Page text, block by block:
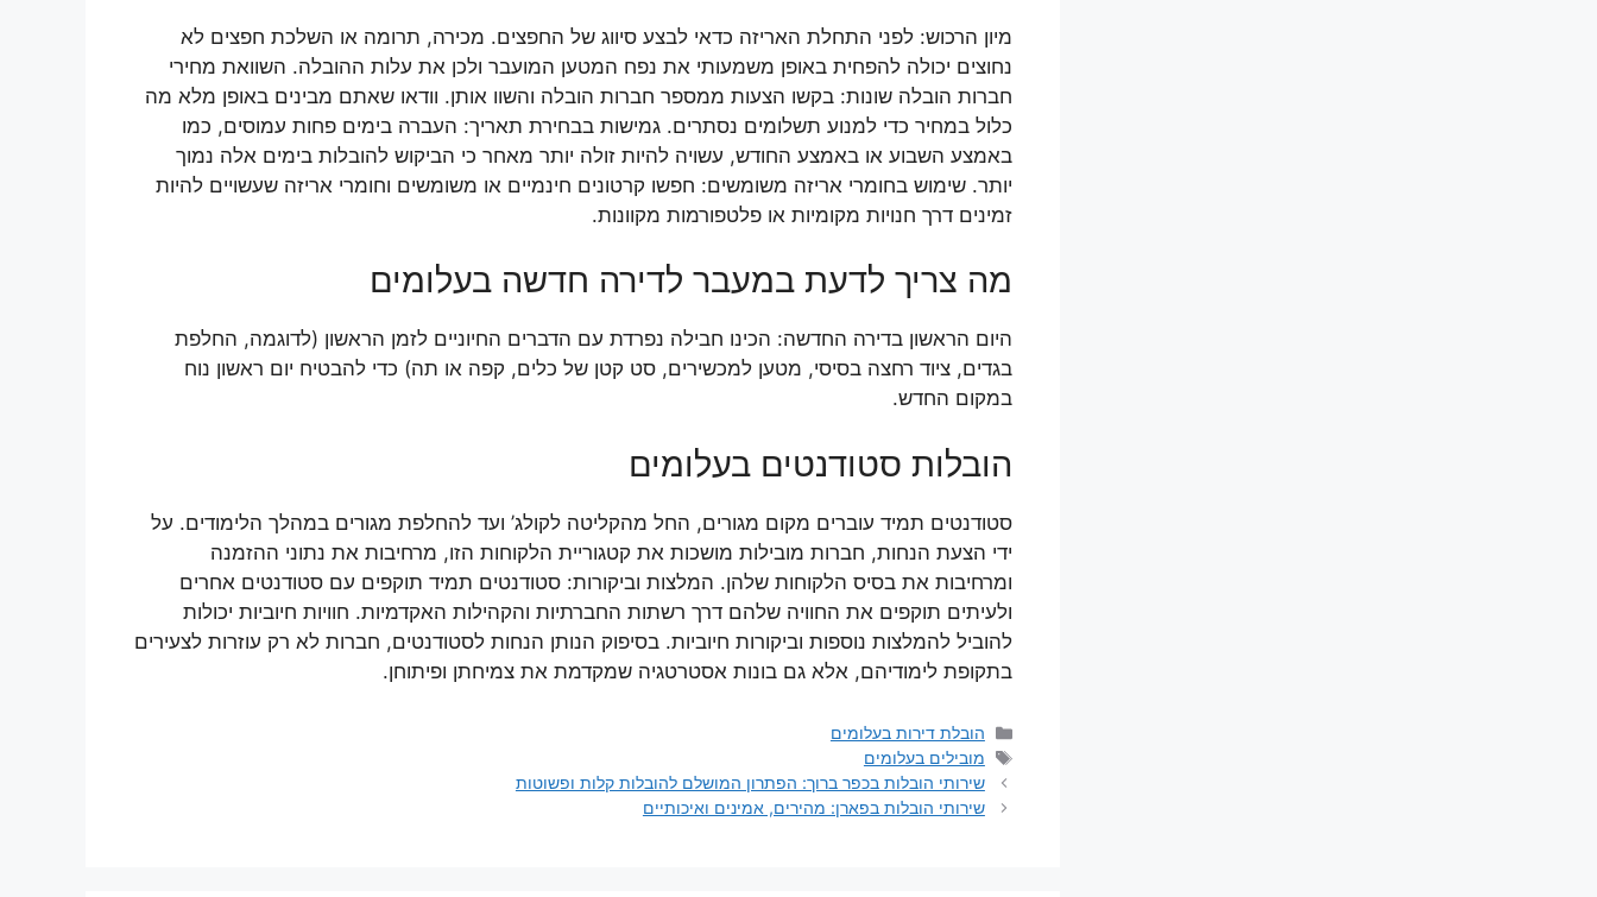
מיון הרכוש: לפני התחלת האריזה כדאי לבצע סיווג של החפצים. מכירה, תרומה או השלכת חפצים לא
נחוצים יכולה להפחית באופן משמעותי את נפח המטען המועבר ולכן את עלות ההובלה. השוואת מחירי
חברות הובלה שונות: בקשו הצעות ממספר חברות הובלה והשוו אותן. וודאו שאתם מבינים באופן מלא מה
כלול במחיר כדי למנוע תשלומים נסתרים. גמישות בבחירת תאריך: העברה בימים פחות עמוסים, כמו
באמצע השבוע או באמצע החודש, עשויה להיות זולה יותר מאחר כי הביקוש להובלות בימים אלה נמוך
יותר. שימוש בחומרי אריזה משומשים: חפשו קרטונים חינמיים או משומשים וחומרי אריזה שעשויים להיות
זמינים דרך חנויות מקומיות או פלטפורמות מקוונות.
מה צריך לדעת במעבר לדירה חדשה בעלומים
היום הראשון בדירה החדשה: הכינו חבילה נפרדת עם הדברים החיוניים לזמן הראשון (לדוגמה, החלפת
בגדים, ציוד רחצה בסיסי, מטען למכשירים, סט קטן של כלים, קפה או תה) כדי להבטיח יום ראשון נוח
במקום החדש.
הובלות סטודנטים בעלומים
סטודנטים תמיד עוברים מקום מגורים, החל מהקליטה לקולג’ ועד להחלפת מגורים במהלך הלימודים. על
ידי הצעת הנחות, חברות מובילות מושכות את קטגוריית הלקוחות הזו, מרחיבות את נתוני ההזמנה
ומרחיבות את בסיס הלקוחות שלהן. המלצות וביקורות: סטודנטים תמיד תוקפים עם סטודנטים אחרים
ולעיתים תוקפים את החוויה שלהם דרך רשתות החברתיות והקהילות האקדמיות. חוויות חיוביות יכולות
להוביל להמלצות נוספות וביקורות חיוביות. בסיפוק הנותן הנחות לסטודנטים, חברות לא רק עוזרות לצעירים
בתקופת לימודיהם, אלא גם בונות אסטרטגיה שמקדמת את צמיחתן ופיתוחן.
קטגוריות
הובלת דירות בעלומים
תגיות
מובילים בעלומים
שירותי הובלות בכפר ברוך: הפתרון המושלם להובלות קלות ופשוטות
שירותי הובלות בפארן: מהירים, אמינים ואיכותיים